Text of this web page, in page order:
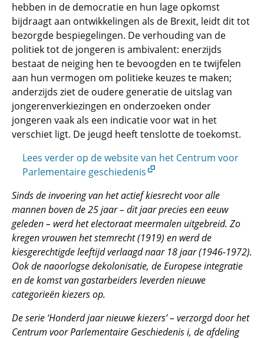
hebben in de democratie en hun lage opkomst
bijdraagt aan ontwikkelingen als de Brexit, leidt dit tot
bezorgde bespiegelingen. De verhouding van de
politiek tot de jongeren is ambivalent: enerzijds
bestaat de neiging hen te bevoogden en te twijfelen
aan hun vermogen om politieke keuzes te maken;
anderzijds ziet de oudere generatie de uitslag van
jongerenverkiezingen en onderzoeken onder
jongeren vaak als een indicatie voor wat in het
verschiet ligt. De jeugd heeft tenslotte de toekomst.
Lees verder op de website van het Centrum voor
Parlementaire geschiedenis
Sinds de invoering van het actief kiesrecht voor alle
mannen boven de 25 jaar – dit jaar precies een eeuw
geleden – werd het electoraat meermalen uitgebreid. Zo
kregen vrouwen het stemrecht (1919) en werd de
kiesgerechtigde leeftijd verlaagd naar 18 jaar (1946-1972).
Ook de naoorlogse dekolonisatie, de Europese integratie
en de komst van gastarbeiders leverden nieuwe
categorieën kiezers op.
De serie ‘Honderd jaar nieuwe kiezers’ – verzorgd door het
Centrum voor Parlementaire Geschiedenis i, de afdeling